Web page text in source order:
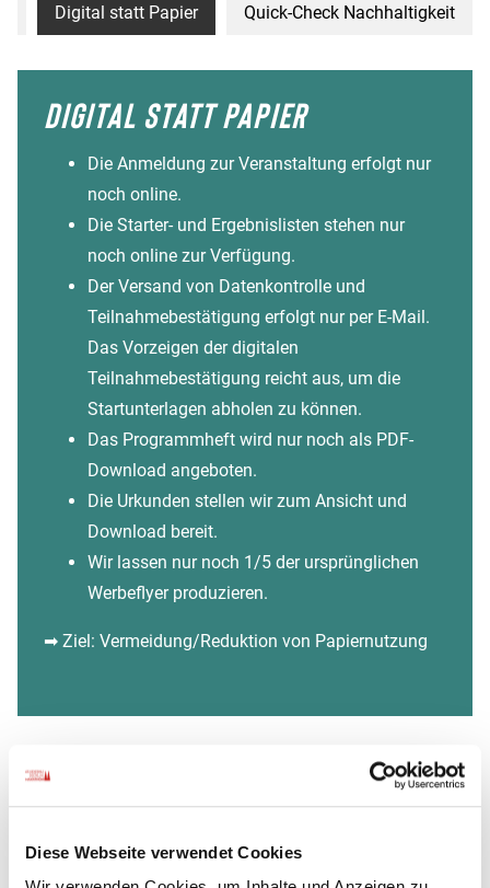
Diese Webseite verwendet Cookies
Digital statt Papier Quick-Check Nachhaltigkeit
DIGITAL STATT PAPIER
Die Anmeldung zur Veranstaltung erfolgt nur
noch online.
Die Starter- und Ergebnislisten stehen nur
noch online zur Verfügung.
Der Versand von Datenkontrolle und
Teilnahmebestätigung erfolgt nur per E-Mail.
Das Vorzeigen der digitalen
Teilnahmebestätigung reicht aus, um die
Startunterlagen abholen zu können.
Das Programmheft wird nur noch als PDF-
Download angeboten.
Die Urkunden stellen wir zum Ansicht und
Download bereit.
Wir lassen nur noch 1/5 der ursprünglichen
Werbeflyer produzieren.
➡ Ziel: Vermeidung/Reduktion von Papiernutzung
AKTUELLES ZUM THEMA
NACHHALTIGKEIT